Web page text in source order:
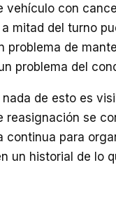
vehículo con
mitad del turno
problema de
problema del
de esto es
reasignación se
continua para
un historial de lo